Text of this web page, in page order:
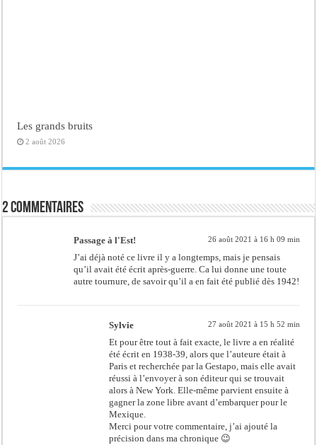
Les grands bruits
2 août 2026
2 commentaires
Passage à l'Est! 26 août 2021 à 16 h 09 min
J’ai déjà noté ce livre il y a longtemps, mais je pensais
qu’il avait été écrit après-guerre. Ca lui donne une toute
autre tournure, de savoir qu’il a en fait été publié dès 1942!
Sylvie 27 août 2021 à 15 h 52 min
Et pour être tout à fait exacte, le livre a en réalité
été écrit en 1938-39, alors que l’auteure était à
Paris et recherchée par la Gestapo, mais elle avait
réussi à l’envoyer à son éditeur qui se trouvait
alors à New York. Elle-même parvient ensuite à
gagner la zone libre avant d’embarquer pour le
Mexique.
Merci pour votre commentaire, j’ai ajouté la
précision dans ma chronique 😉